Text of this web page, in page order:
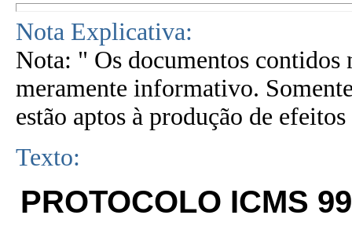
Nota Explicativa:
Nota: " Os documentos contidos
meramente informativo.
estão aptos à produção de
Texto:
PROTOCOLO ICMS